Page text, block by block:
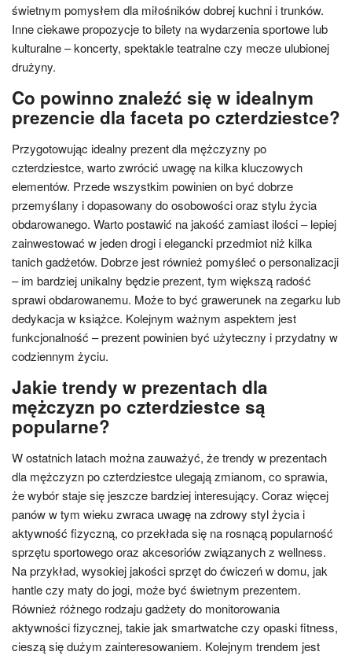
świetnym pomysłem dla miłośników dobrej kuchni i trunków.
Inne ciekawe propozycje to bilety na wydarzenia sportowe lub
kulturalne – koncerty, spektakle teatralne czy mecze ulubionej
drużyny.
Co powinno znaleźć się w idealnym
prezencie dla faceta po czterdziestce?
Przygotowując idealny prezent dla mężczyzny po
czterdziestce, warto zwrócić uwagę na kilka kluczowych
elementów. Przede wszystkim powinien on być dobrze
przemyślany i dopasowany do osobowości oraz stylu życia
obdarowanego. Warto postawić na jakość zamiast ilości – lepiej
zainwestować w jeden drogi i elegancki przedmiot niż kilka
tanich gadżetów. Dobrze jest również pomyśleć o personalizacji
– im bardziej unikalny będzie prezent, tym większą radość
sprawi obdarowanemu. Może to być grawerunek na zegarku lub
dedykacja w książce. Kolejnym ważnym aspektem jest
funkcjonalność – prezent powinien być użyteczny i przydatny w
codziennym życiu.
Jakie trendy w prezentach dla
mężczyzn po czterdziestce są
popularne?
W ostatnich latach można zauważyć, że trendy w prezentach
dla mężczyzn po czterdziestce ulegają zmianom, co sprawia,
że wybór staje się jeszcze bardziej interesujący. Coraz więcej
panów w tym wieku zwraca uwagę na zdrowy styl życia i
aktywność fizyczną, co przekłada się na rosnącą popularność
sprzętu sportowego oraz akcesoriów związanych z wellness.
Na przykład, wysokiej jakości sprzęt do ćwiczeń w domu, jak
hantle czy maty do jogi, może być świetnym prezentem.
Również różnego rodzaju gadżety do monitorowania
aktywności fizycznej, takie jak smartwatche czy opaski fitness,
cieszą się dużym zainteresowaniem. Kolejnym trendem jest